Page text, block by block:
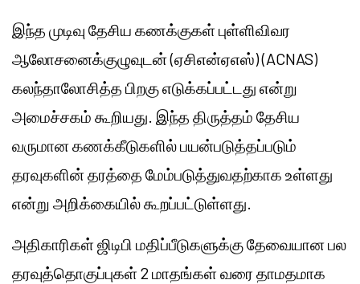
இந்த முடிவு தேசிய கணக்குகள் புள்ளிவிவர
ஆலோசனைக்குழுவுடன் (ஏசிஎன்ஏஎஸ்) (ACNAS)
கலந்தாலோசித்த பிறகு எடுக்கப்பட்டது என்று
அமைச்சகம் கூறியது. இந்த திருத்தம் தேசிய
வருமான கணக்கீடுகளில் பயன்படுத்தப்படும்
தரவுகளின் தரத்தை மேம்படுத்துவதற்காக உள்ளது
என்று அறிக்கையில் கூறப்பட்டுள்ளது.
அதிகாரிகள் ஜிடிபி மதிப்பீடுகளுக்கு தேவையான பல
தரவுத்தொகுப்புகள் 2 மாதங்கள் வரை தாமதமாக